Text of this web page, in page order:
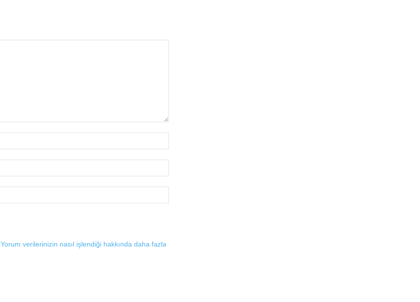
Yorum verilerinizin nasıl işlendiği hakkında daha fazla